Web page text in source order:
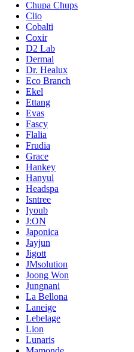
Chupa Chups
Clio
Cobalti
Coxir
D2 Lab
Dermal
Dr. Healux
Eco Branch
Ekel
Ettang
Evas
Fascy
Flalia
Frudia
Grace
Hankey
Hanyul
Headspa
Isntree
Iyoub
J:ON
Japonica
Jayjun
Jigott
JMsolution
Joong Won
Jungnani
La Bellona
Laneige
Lebelage
Lion
Lunaris